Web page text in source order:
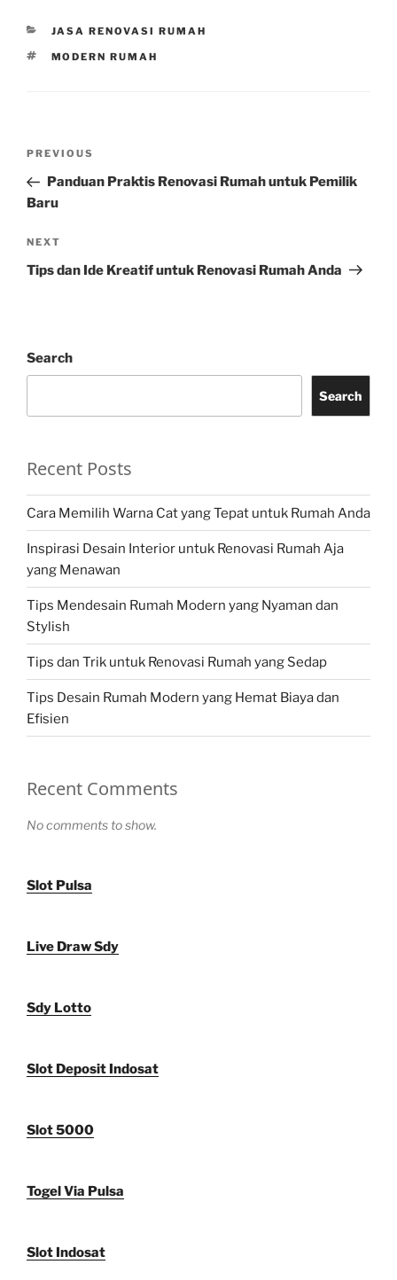
CATEGORIES
JASA RENOVASI RUMAH
TAGS
MODERN RUMAH
Previous
Post
PREVIOUS
Panduan Praktis Renovasi Rumah untuk Pemilik
Baru
Next
Post
NEXT
Tips dan Ide Kreatif untuk Renovasi Rumah Anda
Search
Search
Recent Posts
Cara Memilih Warna Cat yang Tepat untuk Rumah Anda
Inspirasi Desain Interior untuk Renovasi Rumah Aja
yang Menawan
Tips Mendesain Rumah Modern yang Nyaman dan
Stylish
Tips dan Trik untuk Renovasi Rumah yang Sedap
Tips Desain Rumah Modern yang Hemat Biaya dan
Efisien
Recent Comments
No comments to show.
Slot Pulsa
Live Draw Sdy
Sdy Lotto
Slot Deposit Indosat
Slot 5000
Togel Via Pulsa
Slot Indosat